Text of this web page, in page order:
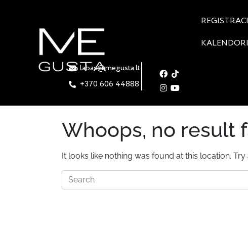
labas@megusta.lt
+370 606 44888
Whoops, no result
It looks like nothing was found at this location. Try